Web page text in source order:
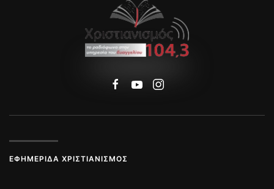
ΕΦΗΜΕΡΊΔΑ ΧΡΙΣΤΙΑΝΙΣΜΌΣ